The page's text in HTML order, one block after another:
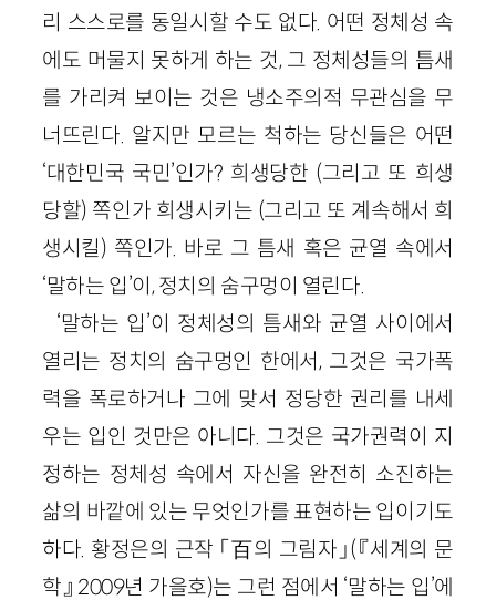
리 스스로를 동일시할 수도 없다. 어떤 정체성 속
에도 머물지 못하게 하는 것, 그 정체성들의 틈새
를 가리켜 보이는 것은 냉소주의적 무관심을 무
너뜨린다. 알지만 모르는 척하는 당신들은 어떤
‘대한민국 국민’인가? 희생당한 (그리고 또 희생
당할) 쪽인가 희생시키는 (그리고 또 계속해서 희
생시킬) 쪽인가. 바로 그 틈새 혹은 균열 속에서
‘말하는 입’이, 정치의 숨구멍이 열린다.
‘말하는 입’이 정체성의 틈새와 균열 사이에서
열리는 정치의 숨구멍인 한에서, 그것은 국가폭
력을 폭로하거나 그에 맞서 정당한 권리를 내세
우는 입인 것만은 아니다. 그것은 국가권력이 지
정하는 정체성 속에서 자신을 완전히 소진하는
삶의 바깥에 있는 무엇인가를 표현하는 입이기도
하다. 황정은의 근작 「百의 그림자」(『세계의 문
학』 2009년 가을호)는 그런 점에서 ‘말하는 입’에